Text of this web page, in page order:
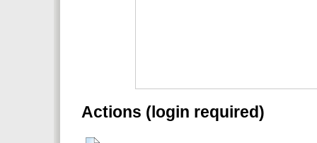
Actions (login required)